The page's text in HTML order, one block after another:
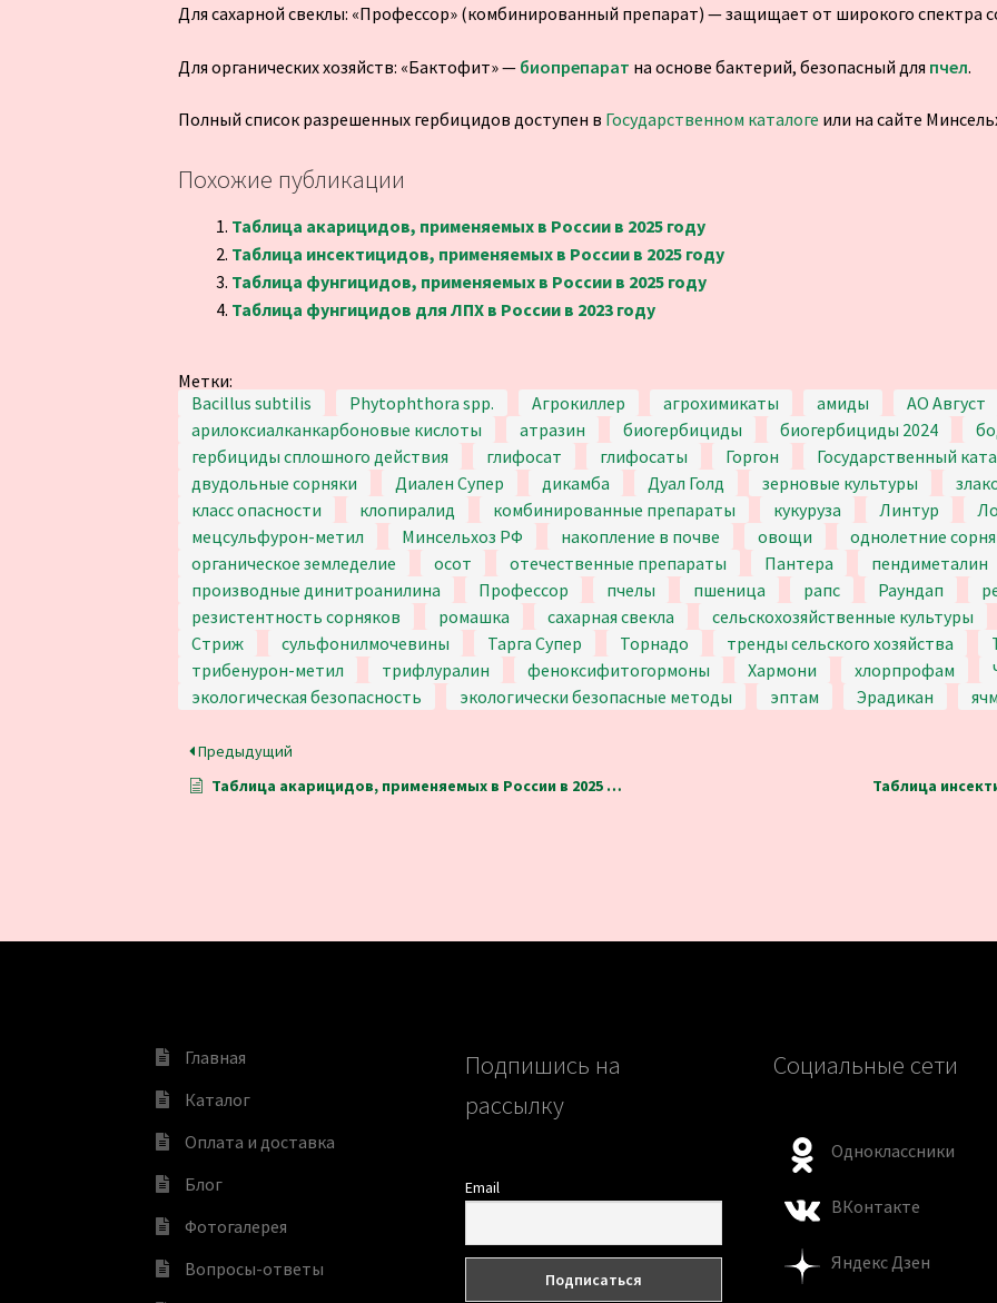
Для сахарной свеклы: «Профессор» (комбинированный препарат) — защищает от широкого спектра
Для органических хозяйств: «Бактофит» — биопрепарат на основе бактерий, безопасный для пчел.
Полный список разрешенных гербицидов доступен в Государственном каталоге или на сайте
Похожие публикации
Таблица акарицидов, применяемых в России в 2025 году
Таблица инсектицидов, применяемых в России в 2025 году
Таблица фунгицидов, применяемых в России в 2025 году
Таблица фунгицидов для ЛПХ в России в 2023 году
Метки:
Bacillus subtilis
Phytophthora spp. Агрокиллер агрохимикаты амиды
АО Август
арилоксиалканкарбоновые кислоты
атразин биогербициды биогербициды 2024
гербициды сплошного действия
глифосат глифосаты Горгон Государственный
двудольные сорняки
Диален Супер дикамба Дуал Голд зерновые культуры
класс опасности
клопиралид комбинированные препараты кукуруза Линтур
мецсульфурон-метил
Минсельхоз РФ накопление в почве овощи однолетние
органическое земледелие
осот отечественные препараты Пантера пендиметалин
производные динитроанилина
Профессор пчелы пшеница рапс Раундап
резистентность сорняков
ромашка сахарная свекла сельскохозяйственные культуры
Стриж
сульфонилмочевины Тарга Супер Торнадо тренды сельского хозяйства
трибенурон-метил
трифлуралин феноксифитогормоны Хармони хлорпрофам
экологическая безопасность
экологически безопасные методы эптам Эрадикан
Предыдущий
Таблица акарицидов, применяемых в России в 2025 году
Главная
Каталог
Оплата и доставка
Блог
Фотогалерея
Вопросы-ответы
Подпишись на
рассылку
Email
Социальные сети
Одноклассники
ВКонтакте
Яндекс Дзен